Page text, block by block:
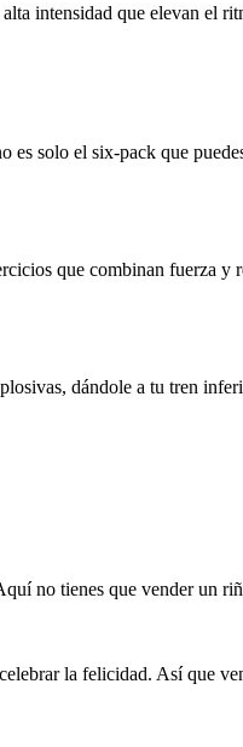
intensidad que elevan el
solo el six-pack que
que combinan fuerza y
dándole a tu tren
no tienes que vender un
la felicidad. Así que